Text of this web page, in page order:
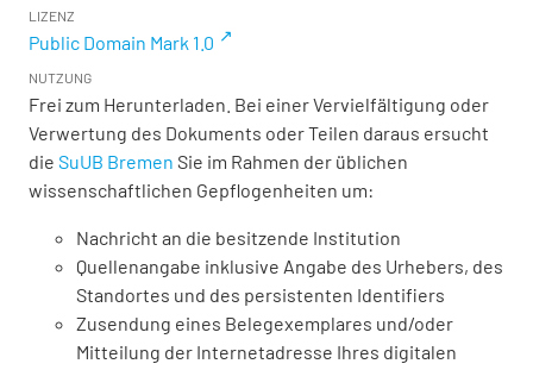
LIZENZ
Public Domain Mark 1.0
NUTZUNG
Frei zum Herunterladen. Bei einer Vervielfältigung oder
Verwertung des Dokuments oder Teilen daraus ersucht
die SuUB Bremen Sie im Rahmen der üblichen
wissenschaftlichen Gepflogenheiten um:
Nachricht an die besitzende Institution
Quellenangabe inklusive Angabe des Urhebers, des
Standortes und des persistenten Identifiers
Zusendung eines Belegexemplares und/oder
Mitteilung der Internetadresse Ihres digitalen